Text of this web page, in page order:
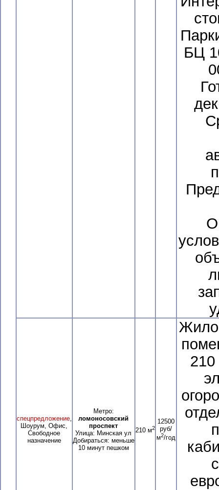
БЦ
спецпредложение,
Шоурум, Офис,
Свободное
назначение
Метро:
ломоносовский
проспект
Улица: Минская ул
Добираться: меньше
10 минут пешком
210 м2
12500
руб/
м2/год